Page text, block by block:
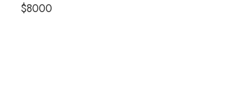
$8000